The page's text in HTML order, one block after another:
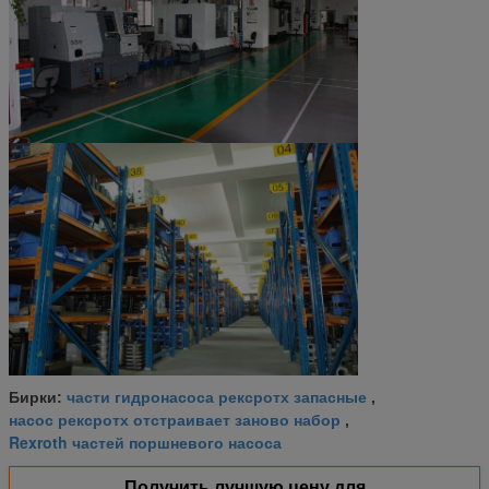
Бирки: части гидронасоса рексротх запасные ,
насос рексротх отстраивает заново набор ,
Rexroth частей поршневого насоса